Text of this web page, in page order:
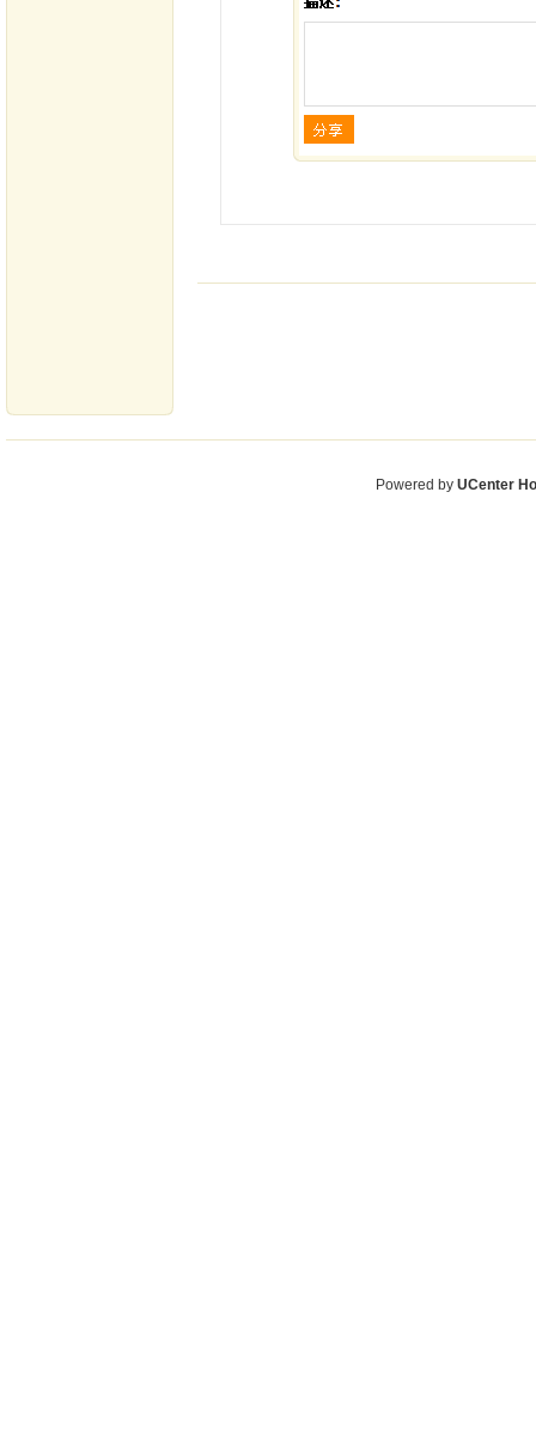
Powered by UCenter